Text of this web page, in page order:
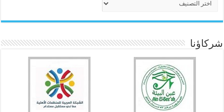
شركاؤنا